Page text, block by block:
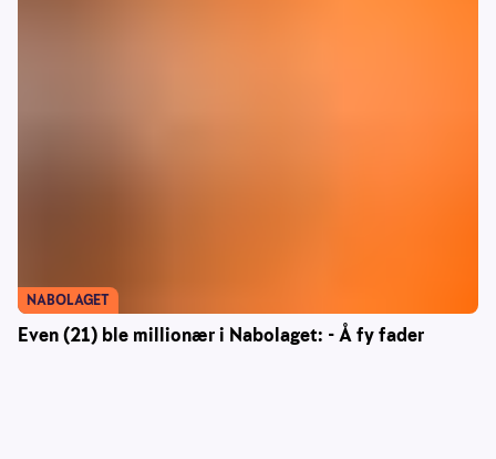
Even (21) ble millionær i Nabolaget: - Å fy fader
NABOLAGET